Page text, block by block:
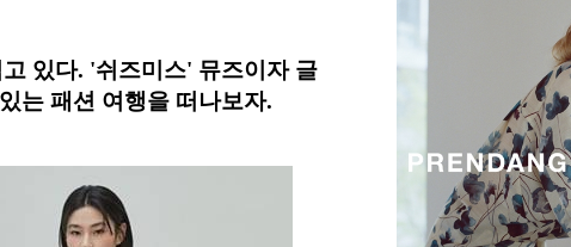
있다. '쉬즈미스' 뮤즈이자 글
는 패션 여행을 떠나보자.